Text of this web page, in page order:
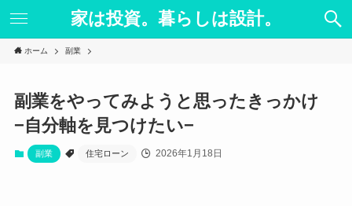
家は投資。暮らしは設計。
ホーム 副業
副業をやってみようと思ったきっかけ
−自分軸を見つけたい−
副業 住宅ローン 2026年1月18日